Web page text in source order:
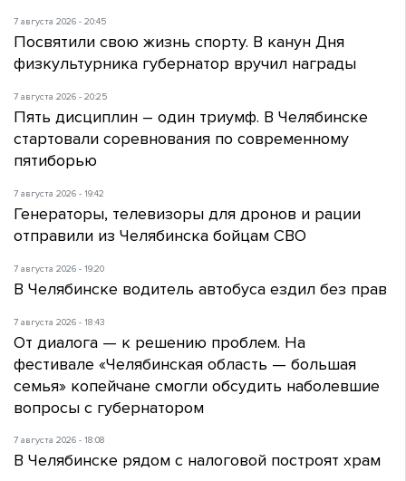
7 августа 2026 - 20:45
Посвятили свою жизнь спорту. В канун Дня
физкультурника губернатор вручил награды
7 августа 2026 - 20:25
Пять дисциплин – один триумф. В Челябинске
стартовали соревнования по современному
пятиборью
7 августа 2026 - 19:42
Генераторы, телевизоры для дронов и рации
отправили из Челябинска бойцам СВО
7 августа 2026 - 19:20
В Челябинске водитель автобуса ездил без прав
7 августа 2026 - 18:43
От диалога — к решению проблем. На
фестивале «Челябинская область — большая
семья» копейчане смогли обсудить наболевшие
вопросы с губернатором
7 августа 2026 - 18:08
В Челябинске рядом с налоговой построят храм